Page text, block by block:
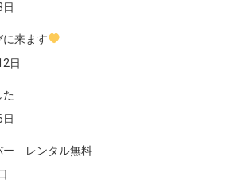
に来ます
日
ー レンタル無料